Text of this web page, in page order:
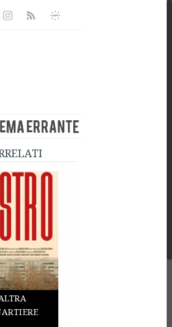
InstagramRss
Informativa